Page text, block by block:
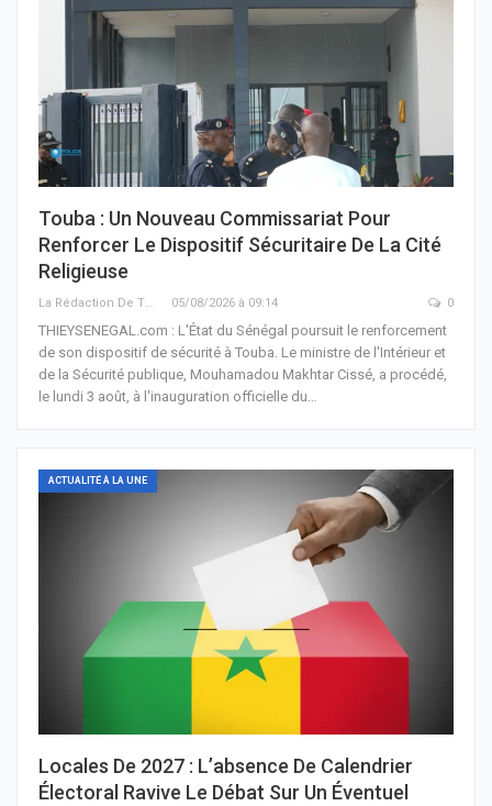
Touba : Un Nouveau Commissariat Pour
Renforcer Le Dispositif Sécuritaire De La Cité
Religieuse
05/08/2026 à 09:14 0
THIEYSENEGAL.com : L'État du Sénégal poursuit le renforcement
de son dispositif de sécurité à Touba. Le ministre de l'Intérieur et
de la Sécurité publique, Mouhamadou Makhtar Cissé, a procédé,
le lundi 3 août, à l'inauguration officielle du…
ACTUALITÉ À LA UNE
Locales De 2027 : L’absence De Calendrier
Électoral Ravive Le Débat Sur Un Éventuel